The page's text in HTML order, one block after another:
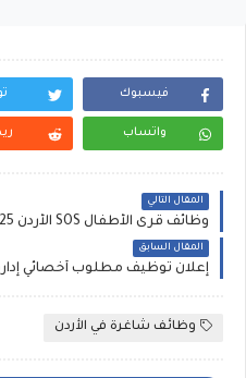
فيسبوك
واتساب
المقال التالي
وظائف قرى الأطفال SOS الأردن 2025 | وظائف منظمات في الأردن
المقال السابق
وظائف شاغرة في الأردن